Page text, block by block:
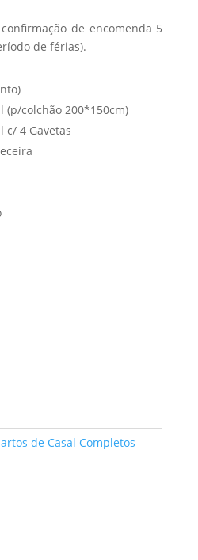
de encomenda 5
de férias).
(p/colchão 200*150cm)
c/ 4 Gavetas
€
de Casal Completos